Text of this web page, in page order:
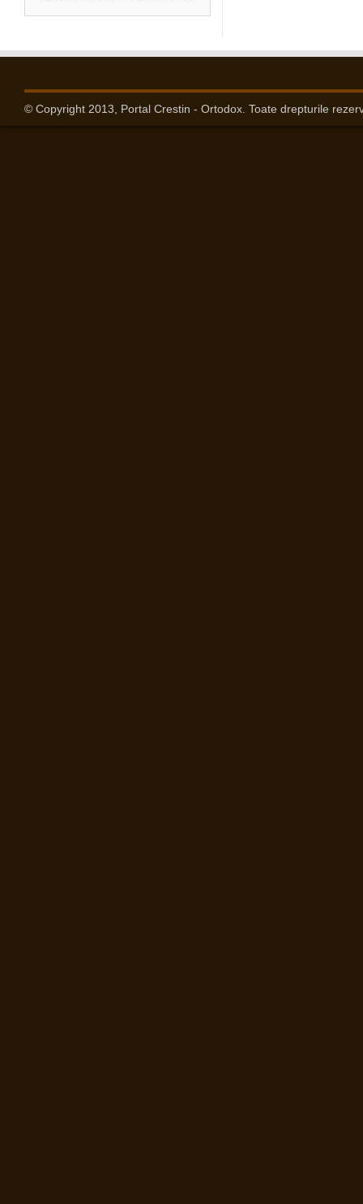
© Copyright 2013, Portal Crestin - Ortodox. Toate drepturile